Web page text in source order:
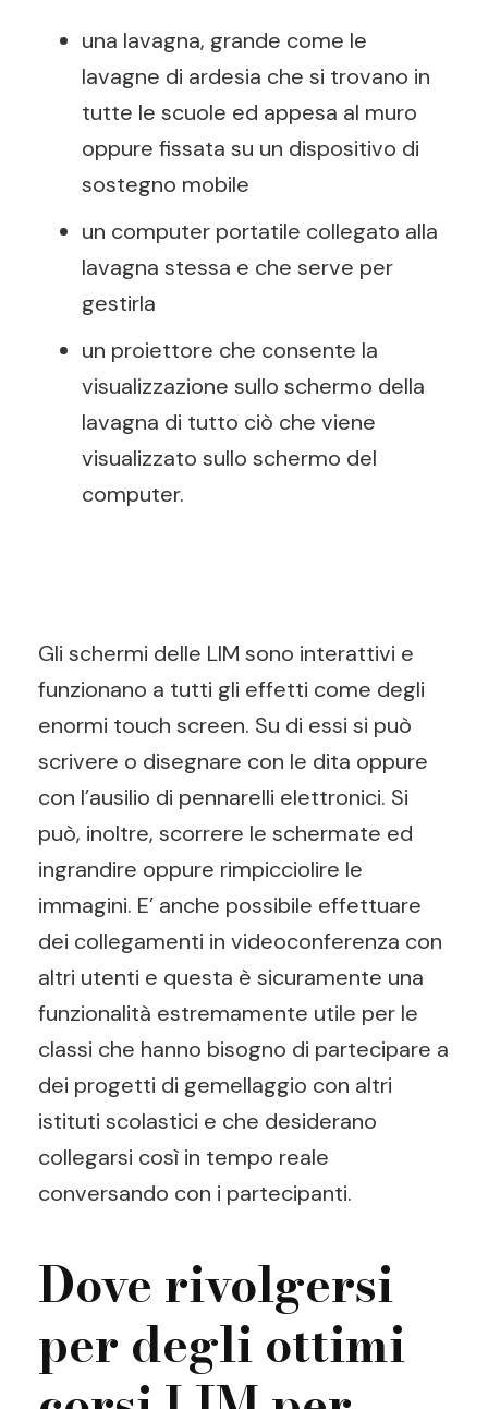
una lavagna, grande come le
lavagne di ardesia che si trovano in
tutte le scuole ed appesa al muro
oppure fissata su un dispositivo di
sostegno mobile
un computer portatile collegato alla
lavagna stessa e che serve per
gestirla
un proiettore che consente la
visualizzazione sullo schermo della
lavagna di tutto ciò che viene
visualizzato sullo schermo del
computer.
Gli schermi delle LIM sono interattivi e
funzionano a tutti gli effetti come degli
enormi touch screen. Su di essi si può
scrivere o disegnare con le dita oppure
con l’ausilio di pennarelli elettronici. Si
può, inoltre, scorrere le schermate ed
ingrandire oppure rimpicciolire le
immagini. E’ anche possibile effettuare
dei collegamenti in videoconferenza con
altri utenti e questa è sicuramente una
funzionalità estremamente utile per le
classi che hanno bisogno di partecipare a
dei progetti di gemellaggio con altri
istituti scolastici e che desiderano
collegarsi così in tempo reale
conversando con i partecipanti.
Dove rivolgersi
per degli ottimi